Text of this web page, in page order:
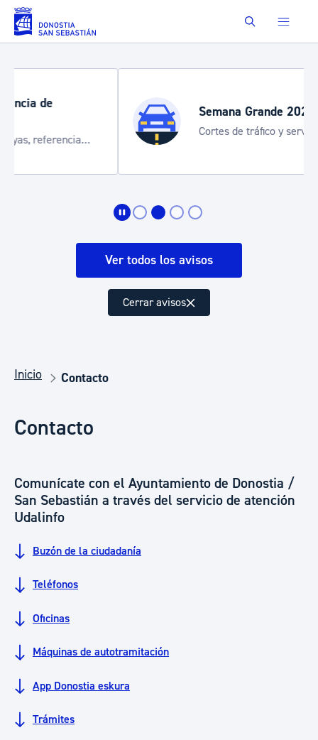
Saltar al contenido principal Buscar
Semana Grande 2026
Cortes de tráfico y servicios especiales
de transporte
Ver todos los avisos
Cerrar avisos
Inicio Contacto
Contacto
Comunícate con el Ayuntamiento de Donostia /
San Sebastián a través del servicio de atención
Udalinfo
Buzón de la ciudadanía
Teléfonos
Oficinas
Máquinas de autotramitación
App ​​​​​​Donostia eskura
Trámites